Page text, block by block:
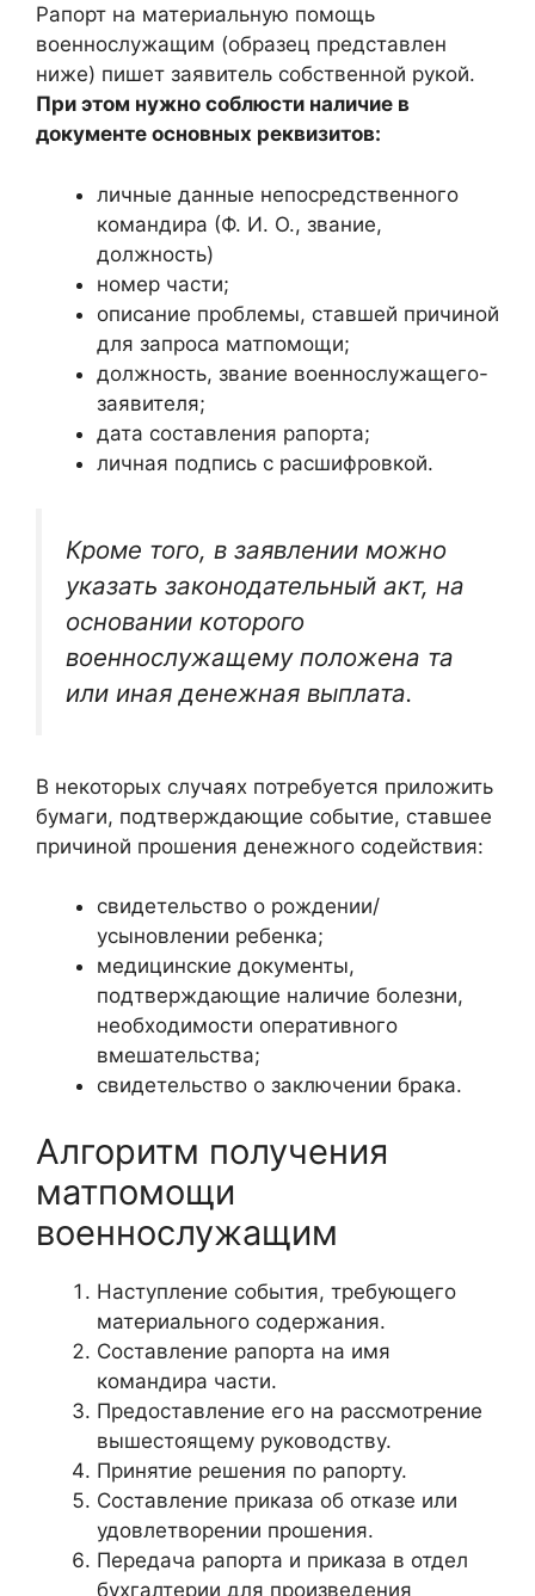
Рапорт на материальную помощь
военнослужащим (образец представлен
ниже) пишет заявитель собственной рукой.
При этом нужно соблюсти наличие в
документе основных реквизитов:
личные данные непосредственного
командира (Ф. И. О., звание,
должность)
номер части;
описание проблемы, ставшей причиной
для запроса матпомощи;
должность, звание военнослужащего-
заявителя;
дата составления рапорта;
личная подпись с расшифровкой.
Кроме того, в заявлении можно
указать законодательный акт, на
основании которого
военнослужащему положена та
или иная денежная выплата.
В некоторых случаях потребуется приложить
бумаги, подтверждающие событие, ставшее
причиной прошения денежного содействия:
свидетельство о рождении/
усыновлении ребенка;
медицинские документы,
подтверждающие наличие болезни,
необходимости оперативного
вмешательства;
свидетельство о заключении брака.
Алгоритм получения
матпомощи
военнослужащим
Наступление события, требующего
материального содержания.
Составление рапорта на имя
командира части.
Предоставление его на рассмотрение
вышестоящему руководству.
Принятие решения по рапорту.
Составление приказа об отказе или
удовлетворении прошения.
Передача рапорта и приказа в отдел
бухгалтерии для произведения